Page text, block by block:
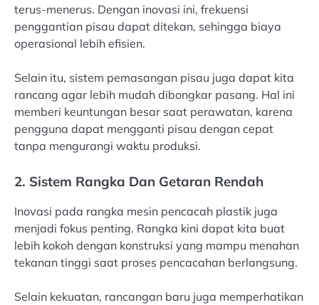
terus-menerus. Dengan inovasi ini, frekuensi
penggantian pisau dapat ditekan, sehingga biaya
operasional lebih efisien.
Selain itu, sistem pemasangan pisau juga dapat kita
rancang agar lebih mudah dibongkar pasang. Hal ini
memberi keuntungan besar saat perawatan, karena
pengguna dapat mengganti pisau dengan cepat
tanpa mengurangi waktu produksi.
2. Sistem Rangka Dan Getaran Rendah
Inovasi pada rangka mesin pencacah plastik juga
menjadi fokus penting. Rangka kini dapat kita buat
lebih kokoh dengan konstruksi yang mampu menahan
tekanan tinggi saat proses pencacahan berlangsung.
Selain kekuatan, rancangan baru juga memperhatikan